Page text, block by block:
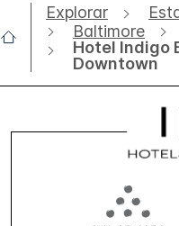
Explorar
Baltimore
Hotel Indigo
Downtown